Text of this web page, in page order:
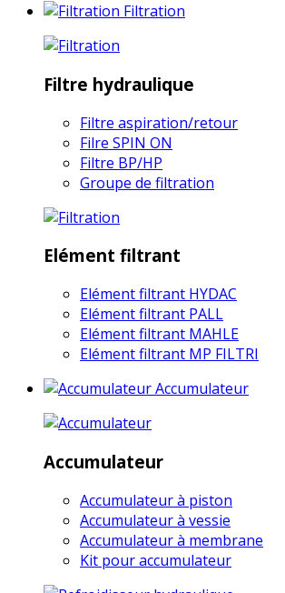
Filtration
Filtre hydraulique
Filtre aspiration/retour
Filre SPIN ON
Filtre BP/HP
Groupe de filtration
Elément filtrant
Elément filtrant HYDAC
Elément filtrant PALL
Elément filtrant MAHLE
Elément filtrant MP FILTRI
Accumulateur
Accumulateur
Accumulateur à piston
Accumulateur à vessie
Accumulateur à membrane
Kit pour accumulateur